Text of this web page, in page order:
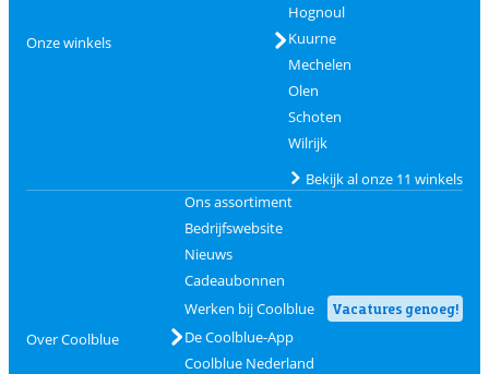
Onze winkels
Hognoul
Kuurne
Mechelen
Olen
Schoten
Wilrijk
Bekijk al onze 11 winkels
Over Coolblue
Ons assortiment
Bedrijfswebsite
Nieuws
Cadeaubonnen
Werken bij Coolblue
Vacatures genoeg!
De Coolblue-App
Coolblue Nederland